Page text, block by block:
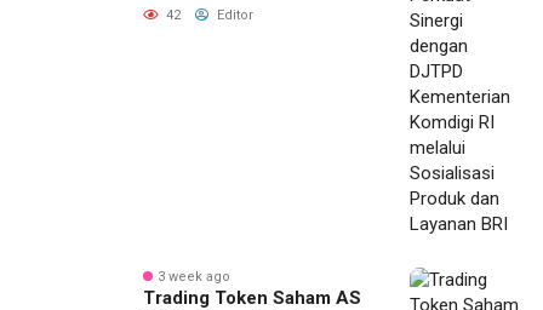
Komdigi RI melalui
42 Editor
3 week ago
Trading Token Saham AS